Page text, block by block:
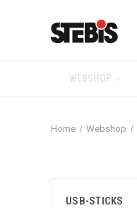
WEBSHOP
Home Webshop
USB-STICKS